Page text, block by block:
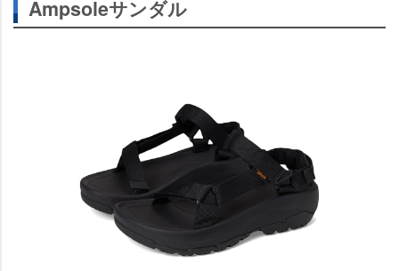
Ampsoleサンダル